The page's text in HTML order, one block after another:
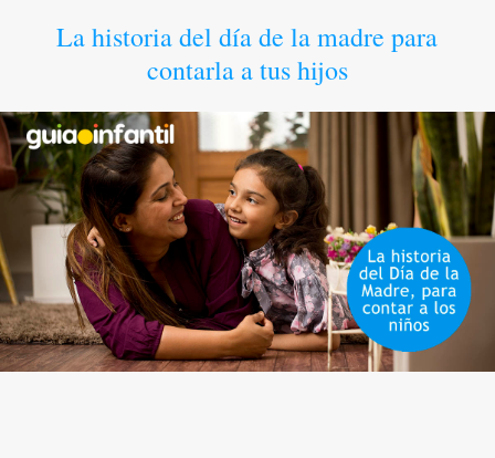
La historia del día de la madre para
contarla a tus hijos